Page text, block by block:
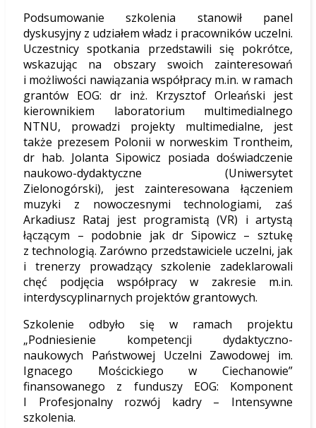
Podsumowanie szkolenia stanowił panel
dyskusyjny z udziałem władz i pracowników uczelni.
Uczestnicy spotkania przedstawili się pokrótce,
wskazując na obszary swoich zainteresowań
i możliwości nawiązania współpracy m.in. w ramach
grantów EOG: dr inż. Krzysztof Orleański jest
kierownikiem laboratorium multimedialnego
NTNU, prowadzi projekty multimedialne, jest
także prezesem Polonii w norweskim Trontheim,
dr hab. Jolanta Sipowicz posiada doświadczenie
naukowo-dydaktyczne (Uniwersytet
Zielonogórski), jest zainteresowana łączeniem
muzyki z nowoczesnymi technologiami, zaś
Arkadiusz Rataj jest programistą (VR) i artystą
łączącym – podobnie jak dr Sipowicz – sztukę
z technologią. Zarówno przedstawiciele uczelni, jak
i trenerzy prowadzący szkolenie zadeklarowali
chęć podjęcia współpracy w zakresie m.in.
interdyscyplinarnych projektów grantowych.
Szkolenie odbyło się w ramach projektu
„Podniesienie kompetencji dydaktyczno-
naukowych Państwowej Uczelni Zawodowej im.
Ignacego Mościckiego w Ciechanowie”
finansowanego z funduszy EOG: Komponent
I Profesjonalny rozwój kadry – Intensywne
szkolenia.